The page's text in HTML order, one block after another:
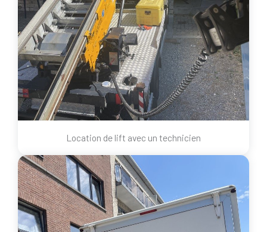
Location de lift avec un technicien